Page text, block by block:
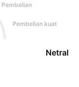
Pembelian
Pembelian kuat
Netral